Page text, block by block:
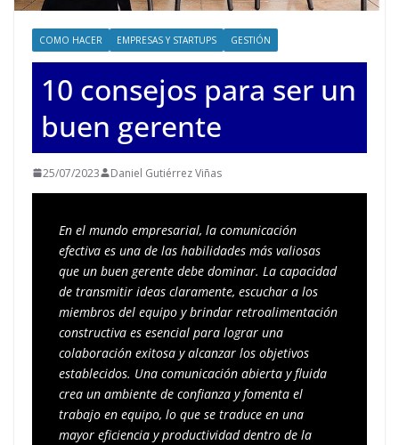
COMO HACER EMPRESAS Y STARTUPS GESTIÓN
10 consejos para ser un
buen gerente
25/07/2023 Daniel Gutiérrez Viñas
En el mundo empresarial, la comunicación
efectiva es una de las habilidades más valiosas
que un buen gerente debe dominar. La capacidad
de transmitir ideas claramente, escuchar a los
miembros del equipo y brindar retroalimentación
constructiva es esencial para lograr una
colaboración exitosa y alcanzar los objetivos
establecidos. Una comunicación abierta y fluida
crea un ambiente de confianza y fomenta el
trabajo en equipo, lo que se traduce en una
mayor eficiencia y productividad dentro de la